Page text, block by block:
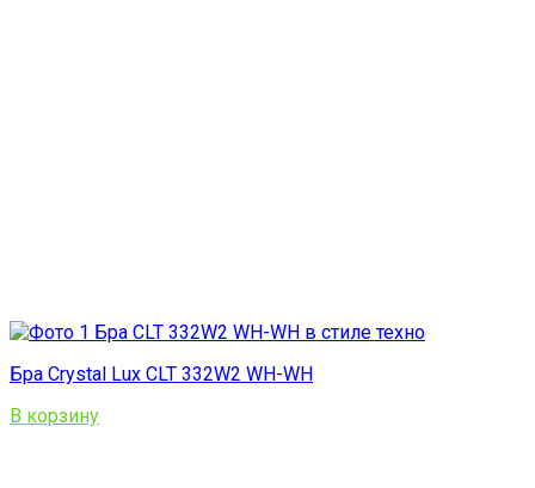
Бра Crystal Lux CLT 332W2 WH-WH
В корзину